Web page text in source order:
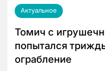
Актуальное
Томич с
попытался
ограбление